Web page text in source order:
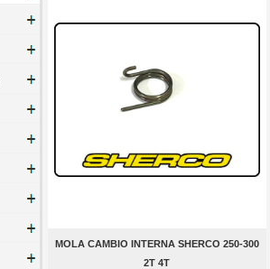
MOLA CAMBIO INTERNA SHERCO 250-300
2T 4T